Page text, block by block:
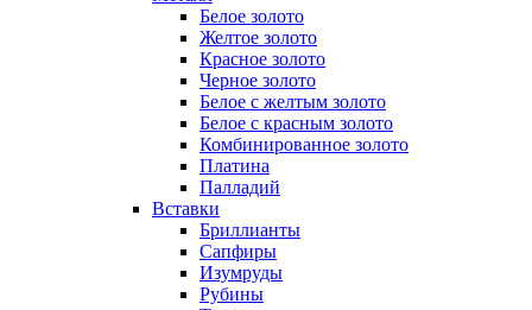
Белое золото
Желтое золото
Красное золото
Черное золото
Белое с желтым золото
Белое с красным золото
Комбинированное золото
Платина
Палладий
Вставки
Бриллианты
Сапфиры
Изумруды
Рубины